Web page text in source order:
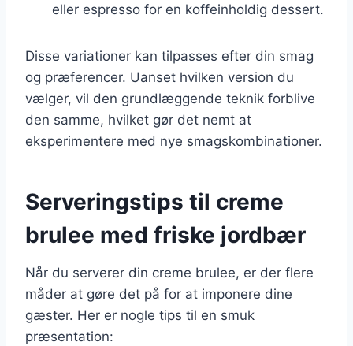
eller espresso for en koffeinholdig dessert.
Disse variationer kan tilpasses efter din smag
og præferencer. Uanset hvilken version du
vælger, vil den grundlæggende teknik forblive
den samme, hvilket gør det nemt at
eksperimentere med nye smagskombinationer.
Serveringstips til creme
brulee med friske jordbær
Når du serverer din creme brulee, er der flere
måder at gøre det på for at imponere dine
gæster. Her er nogle tips til en smuk
præsentation: